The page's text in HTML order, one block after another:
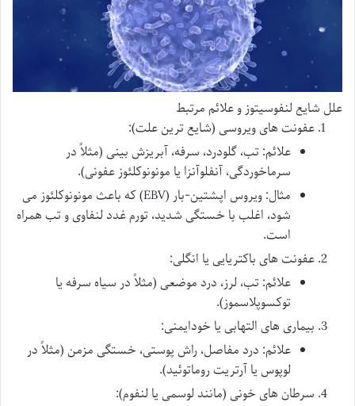
علل شایع لنفوسیتوز و علائم مرتبط
عفونت های ویروسی(شایع ترین علت):
علائم: تب، گلودرد، سرفه، آبریزش بینی (مثلاً در
سرماخوردگی، آنفلوآنزا یا مونونوکلئوز عفونی).
مثال: ویروس اپشتین-بار (EBV) که باعث مونونوکلئوز می
شود، اغلب با خستگی شدید، تورم غدد لنفاوی و تب همراه
است.
عفونت های باکتریایی یا انگلی:
علائم: تب، لرز، درد موضعی (مثلاً در سیاه سرفه یا
توکسوپلاسموز).
بیماری های التهابی یا خودایمنی:
علائم: درد مفاصل، راش پوستی، خستگی مزمن (مثلاً در
لوپوس یا آرتریت روماتوئید).
سرطان های خونی(مانند لوسمی یا لنفوم):